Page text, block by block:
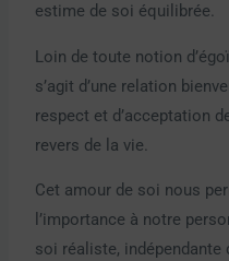
estime de soi équilibrée.
Loin de toute notion
s’agit d’une relation
respect et d’acceptation
revers de la vie.
Cet amour de soi nous
l’importance à notre
soi réaliste, indépendante